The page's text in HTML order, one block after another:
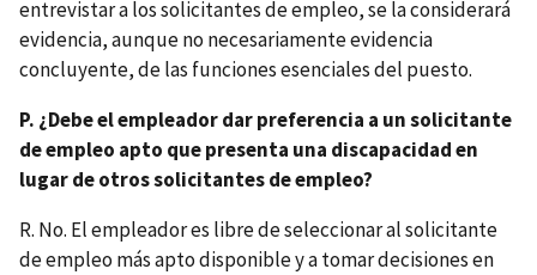
entrevistar a los solicitantes de empleo, se la considerará
evidencia, aunque no necesariamente evidencia
concluyente, de las funciones esenciales del puesto.
P. ¿Debe el empleador dar preferencia a un solicitante
de empleo apto que presenta una discapacidad en
lugar de otros solicitantes de empleo?
R. No. El empleador es libre de seleccionar al solicitante
de empleo más apto disponible y a tomar decisiones en